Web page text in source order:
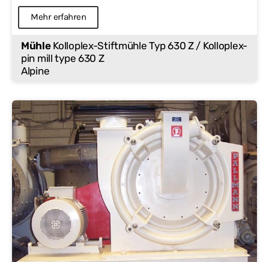
Mehr erfahren
MühleKolloplex-Stiftmühle Typ 630 Z / Kolloplex-
pin mill type 630 Z
Alpine